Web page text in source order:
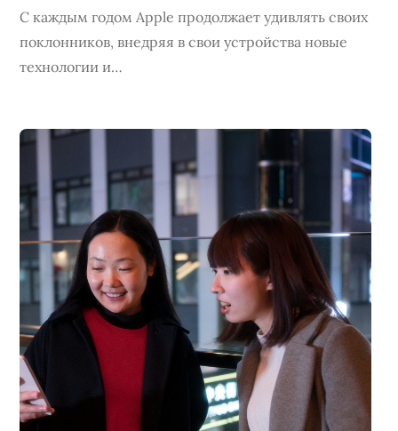
С каждым годом Apple продолжает удивлять своих
поклонников, внедряя в свои устройства новые
технологии и…